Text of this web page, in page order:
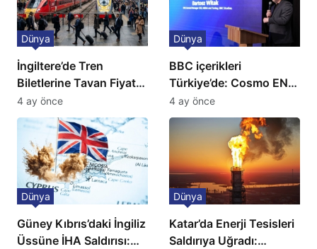
İngiltere’de Tren
Biletlerine Tavan Fiyat:
Ulaşımda Yeni
Düzenleme
Dünya
4 ay önce
BBC içerikleri
Türkiye’de: Cosmo EN
ve BBC Player yayında
Dünya
4 ay önce
Güney Kıbrıs’daki İngiliz
Üssüne İHA Saldırısı:
Dünya
Katar’da Enerji Tesisleri
Saldırıya Uğradı:
Dünya